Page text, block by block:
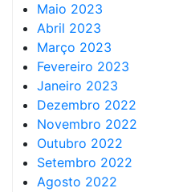
Maio 2023
Abril 2023
Março 2023
Fevereiro 2023
Janeiro 2023
Dezembro 2022
Novembro 2022
Outubro 2022
Setembro 2022
Agosto 2022